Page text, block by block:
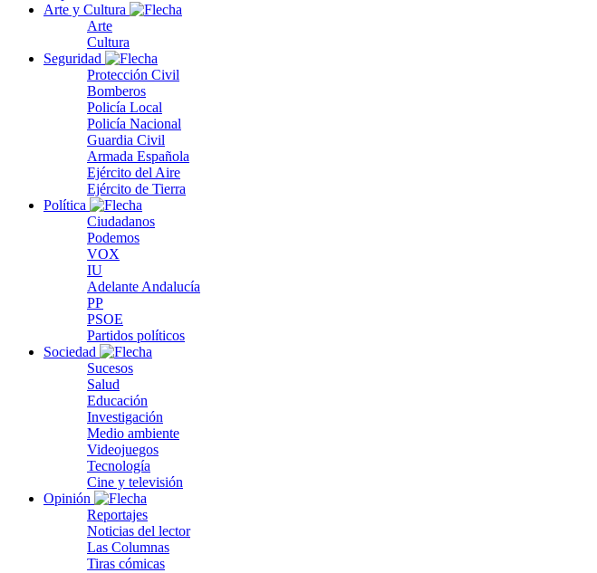
Arte y Cultura
Arte
Cultura
Seguridad
Protección Civil
Bomberos
Policía Local
Policía Nacional
Guardia Civil
Armada Española
Ejército del Aire
Ejército de Tierra
Política
Ciudadanos
Podemos
VOX
IU
Adelante Andalucía
PP
PSOE
Partidos políticos
Sociedad
Sucesos
Salud
Educación
Investigación
Medio ambiente
Videojuegos
Tecnología
Cine y televisión
Opinión
Reportajes
Noticias del lector
Las Columnas
Tiras cómicas